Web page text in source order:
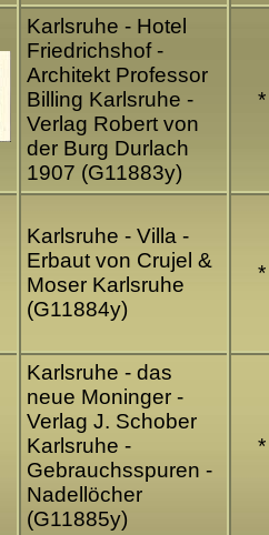
Karlsruhe - Hotel
Friedrichshof -
Architekt Professor
Billing Karlsruhe -
Verlag Robert von
der Burg Durlach
1907 (G11883y)
*
Karlsruhe - Villa -
Erbaut von Crujel &
Moser Karlsruhe
(G11884y)
*
Karlsruhe - das
neue Moninger -
Verlag J. Schober
Karlsruhe -
Gebrauchsspuren -
Nadellöcher
(G11885y)
*